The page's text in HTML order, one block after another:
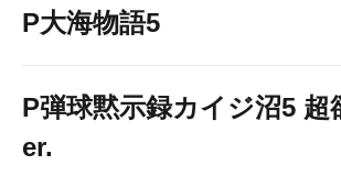
P大海物語5
P弾球黙示録カイジ沼5 超
er.